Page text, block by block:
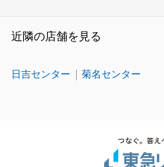
近隣の店舗を見る
日吉センター 菊名センター